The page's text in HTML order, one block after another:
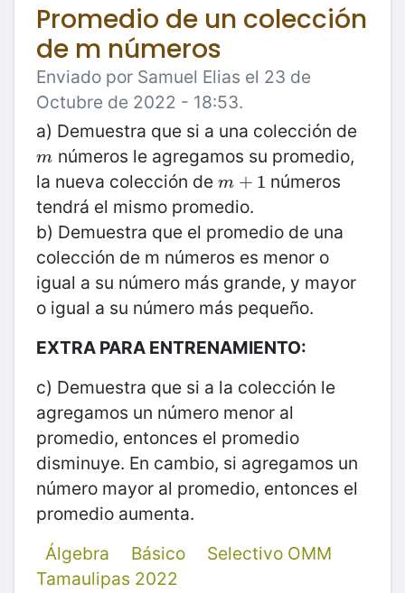
Promedio de un colección
de m números
Enviado por Samuel Elias el 23 de
Octubre de 2022 - 18:53.
a) Demuestra que si a una colección de
m
m números le agregamos su promedio,
la nueva colección de m + 1
m+1
números
tendrá el mismo promedio.
b) Demuestra que el promedio de una
colección de m números es menor o
igual a su número más grande, y mayor
o igual a su número más pequeño.
EXTRA PARA ENTRENAMIENTO:
c) Demuestra que si a la colección le
agregamos un número menor al
promedio, entonces el promedio
disminuye. En cambio, si agregamos un
número mayor al promedio, entonces el
promedio aumenta.
Álgebra
Básico
Selectivo OMM
Tamaulipas 2022